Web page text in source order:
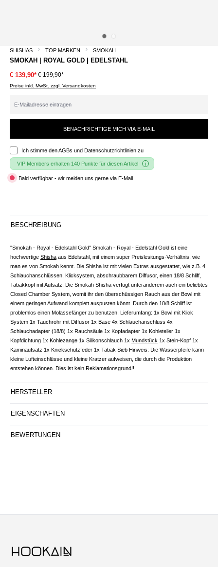
SHISHAS TOP MARKEN SMOKAH
SMOKAH | ROYAL GOLD | EDELSTAHL
€ 139,90* € 199,90*
Preise inkl. MwSt. zzgl. Versandkosten
BENACHRICHTIGE MICH VIA E-MAIL
Ich stimme denAGBs und Datenschutzrichtlinien zu
VIP Members erhalten 140 Punkte für diesen Artikel
Bald verfügbar - wir melden uns gerne via E-Mail
BESCHREIBUNG
"Smokah - Royal - Edelstahl Gold" Smokah - Royal - Edelstahl Gold ist eine
hochwertige Shisha aus Edelstahl, mit einem super Preislesitungs-Verhältnis, wie
man es von Smokah kennt. Die Shisha ist mit vielen Extras ausgestattet, wie z.B. 4
Schlauchanschlüssen, Klicksystem, abschraubbarem Diffusor, einen 18/8 Schliff,
Tabakkopf mit Aufsatz. Die Smokah Shisha verfügt unteranderem auch ein beliebtes
Closed Chamber System, womit ihr den überschüssigen Rauch aus der Bowl mit
einem geringen Aufwand komplett auspusten könnt. Durch den 18/8 Schliff ist
problemlos einen Molassefänger zu benutzen. Lieferumfang: 1x Bowl mit Klick
System 1x Tauchrohr mit Diffusor 1x Base 4x Schlauchanschluss 4x
Schlauchadapter (18/8) 1x Rauchsäule 1x Kopfadapter 1x Kohleteller 1x
Kopfdichtung 1x Kohlezange 1x Silikonschlauch 1x Mundstück 1x Stein-Kopf 1x
Kaminaufsatz 1x Knickschutzfeder 1x Tabak Sieb Hinweis: Die Wasserpfeife kann
kleine Lufteinschlüsse und kleine Kratzer aufweisen, die durch die Produktion
entstehen können. Dies ist kein Reklamationsgrund!!
HERSTELLER
EIGENSCHAFTEN
BEWERTUNGEN